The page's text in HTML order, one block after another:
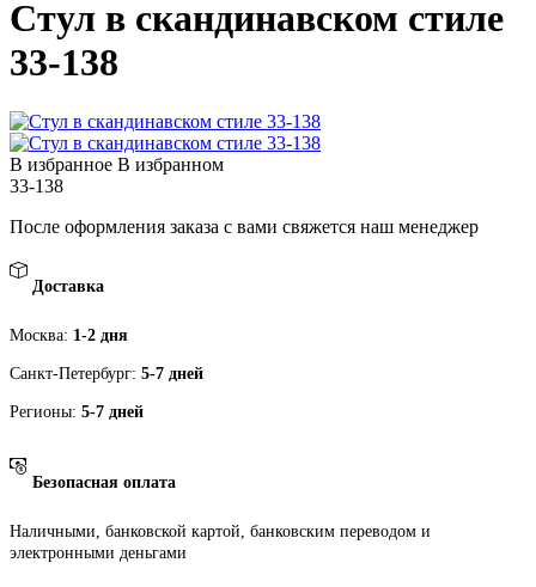
Стул в скандинавском стиле
33-138
В избранное В избранном
33-138
После оформления заказа с вами свяжется наш менеджер
Доставка
Москва: 1-2 дня
Санкт-Петербург: 5-7 дней
Регионы: 5-7 дней
Безопасная оплата
Наличными, банковской картой, банковским переводом и
электронными деньгами